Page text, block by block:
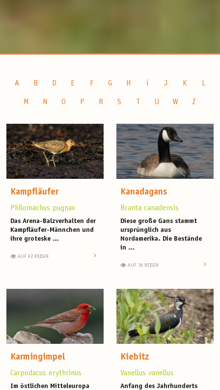
A B D E F G H i J K L
M N O P R S U W Z
Kampfläufer
Philomachus pugnax
Das Arena-Balzverhalten der
Kampfläufer-Männchen und
ihre groteske …
AUF 92 REISEN
Kanadagans
Branta canadensis
Diese große Gans stammt
ursprünglich aus
Nordamerika. Die Bestände
in …
AUF 36 REISEN
Karmingimpel
Carpodacus erythrinus
Im östlichen Mitteleuropa
Kiebitz
Vanellus vanellus
Anfang des Jahrhunderts